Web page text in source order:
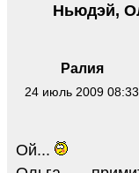
Ралия
24 июль 2009 08:33
Ньюдэй,
Ой...